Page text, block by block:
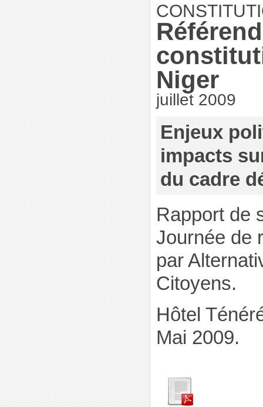
Niger
juillet 2009
Enjeux
impacts
du cadre
Rapport de
Journée de
par
Citoyens.
Hôtel
Mai 2009.